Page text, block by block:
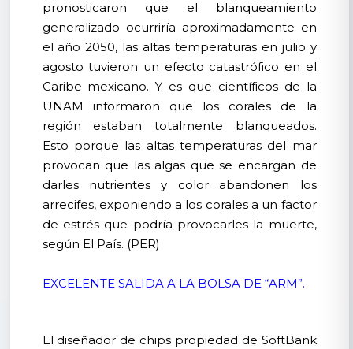
pronosticaron que el blanqueamiento
generalizado ocurriría aproximadamente en
el año 2050, las altas temperaturas en julio y
agosto tuvieron un efecto catastrófico en el
Caribe mexicano. Y es que científicos de la
UNAM informaron que los corales de la
región estaban totalmente blanqueados.
Esto porque las altas temperaturas del mar
provocan que las algas que se encargan de
darles nutrientes y color abandonen los
arrecifes, exponiendo a los corales a un factor
de estrés que podría provocarles la muerte,
según El País. (PER)
EXCELENTE SALIDA A LA BOLSA DE “ARM”.
El diseñador de chips propiedad de SoftBank